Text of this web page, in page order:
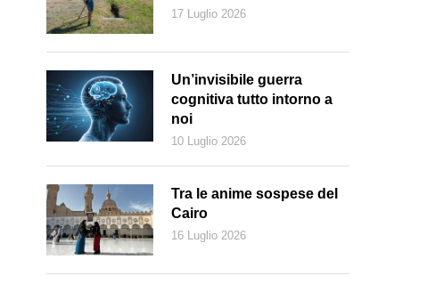
17 Luglio 2026
Un’invisibile guerra
cognitiva tutto intorno a
noi
10 Luglio 2026
Tra le anime sospese del
Cairo
16 Luglio 2026